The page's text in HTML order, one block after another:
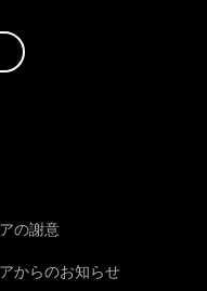
の謝意
からのお知らせ